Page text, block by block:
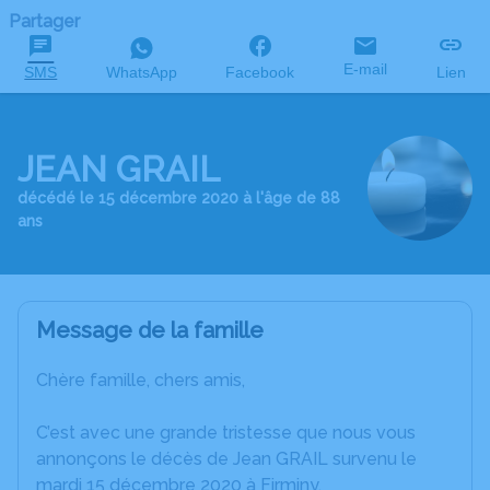
Partager
SMS WhatsApp Facebook E-mail Lien
JEAN GRAIL
décédé le 15 décembre 2020 à l'âge de 88
ans
Message de la famille
Chère famille, chers amis,
C’est avec une grande tristesse que nous vous
annonçons le décès de Jean GRAIL survenu le
mardi 15 décembre 2020 à Firminy.